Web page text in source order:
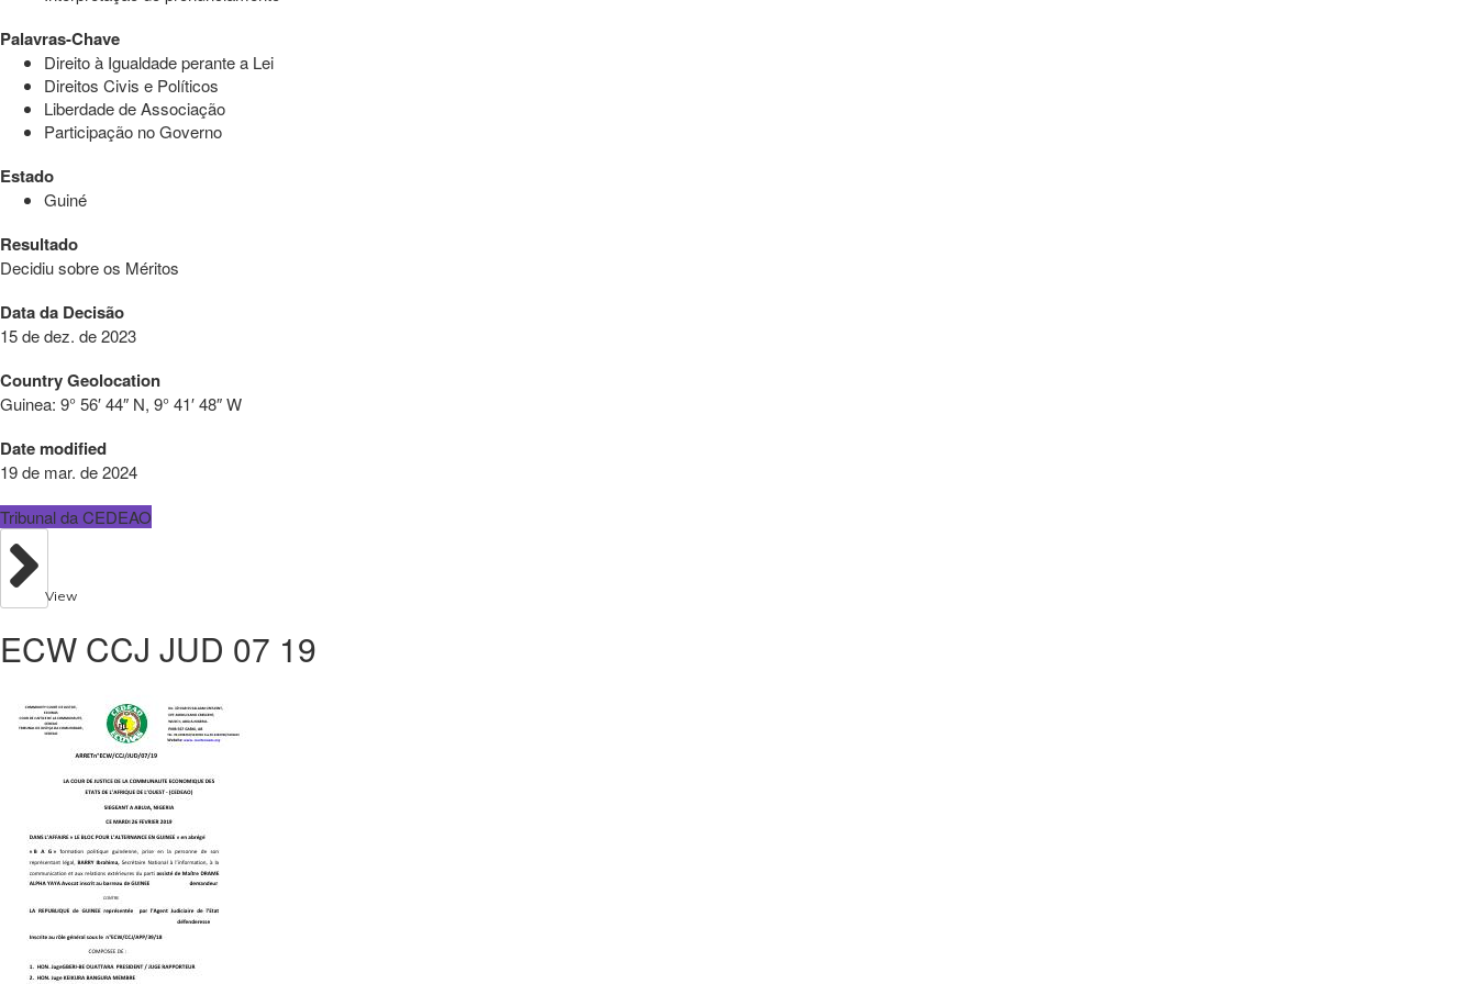
Palavras-Chave
Direito à Igualdade perante a Lei
Direitos Civis e Políticos
Liberdade de Associação
Participação no Governo
Estado
Guiné
Resultado
Decidiu sobre os Méritos
Data da Decisão
15 de dez. de 2023
Country Geolocation
Guinea: 9° 56′ 44″ N, 9° 41′ 48″ W
Date modified
19 de mar. de 2024
Tribunal da CEDEAO
View
ECW CCJ JUD 07 19